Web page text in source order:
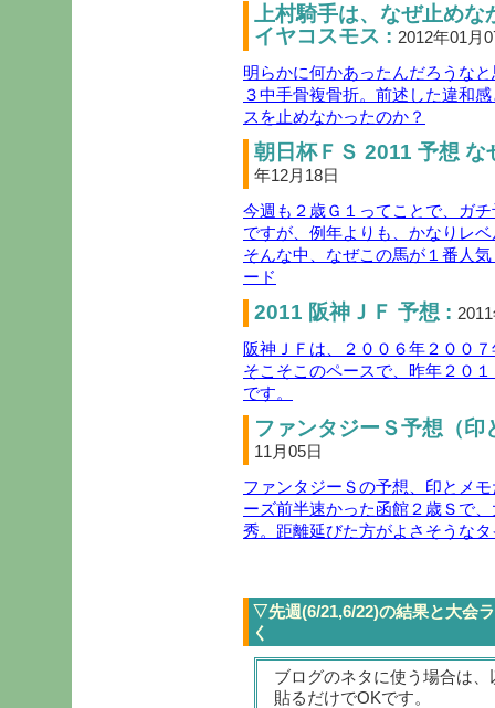
上村騎手は、なぜ止め
イヤコスモス : 2012年01月
明らかに何かあったんだろうな
３中手骨複骨折。前述した違和
スを止めなかったのか？
朝日杯ＦＳ 2011 予想
年12月18日
今週も２歳Ｇ１ってことで、ガ
ですが、例年よりも、かなりレ
そんな中、なぜこの馬が１番人
ード
2011 阪神ＪＦ 予想 :
阪神ＪＦは、２００６年２００
そこそこのペースで、昨年２０
です。
ファンタジーＳ予想（
11月05日
ファンタジーＳの予想、印とメ
ーズ前半速かった函館２歳Ｓで
秀。距離延びた方がよさそうな
▽先週(6/21,6/22)の結果と大会
く
ブログのネタに使う場合は
貼るだけでOKです。